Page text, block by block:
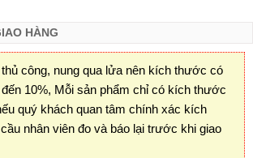
HÀNG
công, nung qua lửa nên kích thước có
10%, Mỗi sản phẩm chỉ có kích thước
quý khách quan tâm chính xác kích
nhân viên đo và báo lại trước khi giao